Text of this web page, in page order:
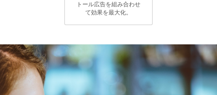
トール広告を組み合わせ
て効果を最大化。